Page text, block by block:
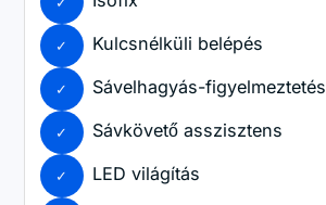
Kulcsnélküli belépés
Sávelhagyás-figyelmeztetés
Sávkövető asszisztens
LED világítás